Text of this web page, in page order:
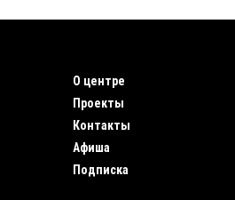
О центре
Проекты
Контакты
Афиша
Подписка